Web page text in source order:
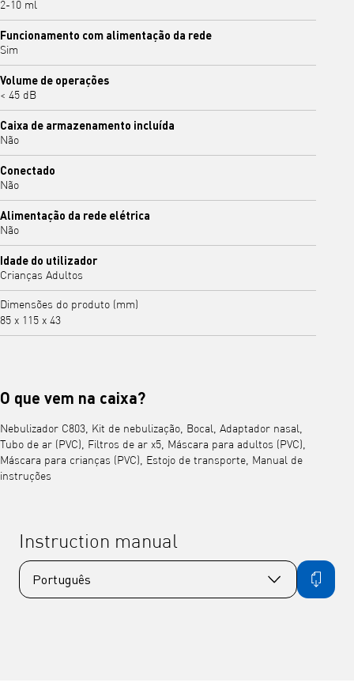
2-10 ml
Funcionamento com alimentação da rede
Sim
Volume de operações
< 45 dB
Caixa de armazenamento incluída
Não
Conectado
Não
Alimentação da rede elétrica
Não
Idade do utilizador
Crianças Adultos
Dimensões do produto (mm)
85 x 115 x 43
O que vem na caixa?
Nebulizador C803, Kit de nebulização, Bocal, Adaptador nasal,
Tubo de ar (PVC), Filtros de ar x5, Máscara para adultos (PVC),
Máscara para crianças (PVC), Estojo de transporte, Manual de
instruções
Instruction manual